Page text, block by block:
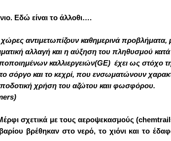
Εδώ είναι το άλλοθι….
αντιμετωπίζουν καθημερινά
αλλαγή και η αύξηση του πληθυσμού
καλλιεργειών(GE) έχει ως στόχο
σόργο και το κεχρί, που ενσωματώνουν
χρήση του αζώτου καιι φωσφόρου.
)
σχετικά με τους αεροψεκασμούς
βρέθηκαν στο νερό, το χιόνι και το